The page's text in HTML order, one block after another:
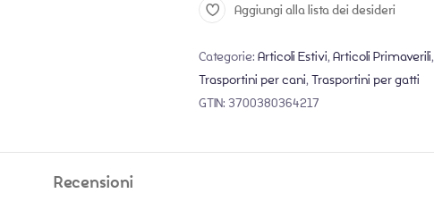
Aggiungi alla lista dei desideri
Categorie: Articoli Estivi, Articoli Primaverili,
Trasportini per cani, Trasportini per gatti
GTIN: 3700380364217
Recensioni